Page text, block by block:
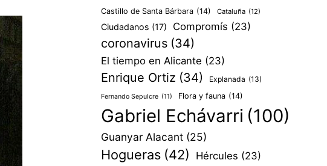
Castillo de Santa Bárbara (14) Cataluña (12)
Ciudadanos (17) Compromís (23)
coronavirus (34)
El tiempo en Alicante (23)
Enrique Ortiz (34) Explanada (13)
Fernando Sepulcre (11) Flora y fauna (14)
Gabriel Echávarri (100)
Guanyar Alacant (25)
Hogueras (42) Hércules (23)